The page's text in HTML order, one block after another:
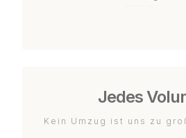
Jedes
Kein Umzug ist uns zu